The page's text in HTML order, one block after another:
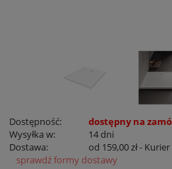
Dostępność:
dostępny na
Wysyłka w:
14 dni
Dostawa:
od 159,00 zł- Kurier
Cena nie zawiera ewentualnych
sprawdź formy dostawy